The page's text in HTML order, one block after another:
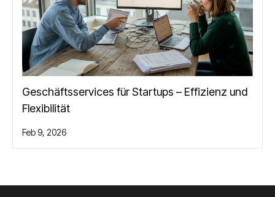
Geschäftsservices für Startups – Effizienz und
Flexibilität
Feb 9, 2026